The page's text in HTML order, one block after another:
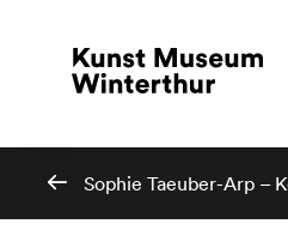
Sophie Taeuber-Arp –